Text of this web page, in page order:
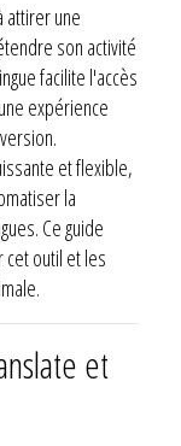
attirer une
son activité
facilite l'accès
expérience
et flexible,
la
Ce guide
outil et les
et